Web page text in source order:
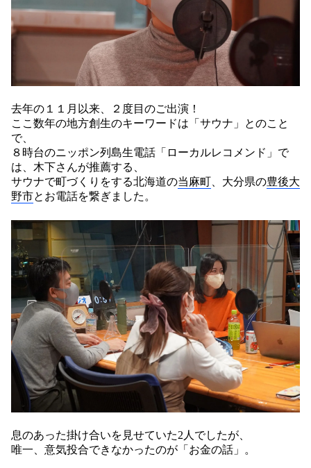
去年の１１月以来、２度目のご出演！
ここ数年の地方創生のキーワードは「サウナ」とのこと
で、
８時台のニッポン列島生電話「ローカルレコメンド」で
は、木下さんが推薦する、
サウナで町づくりをする北海道の当麻町 、大分県の豊後大
野市とお電話を繋ぎました。
息のあった掛け合いを見せていた2人でしたが、
唯一、意気投合できなかったのが「お金の話」。